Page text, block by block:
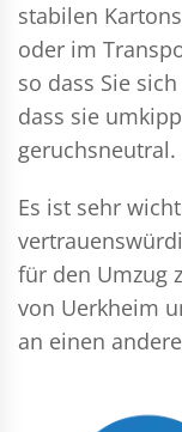
stabilen
oder im
so dass Sie
dass sie
geruchsneutral.
Es ist sehr
für den Umzug
von Uerkheim
an einen